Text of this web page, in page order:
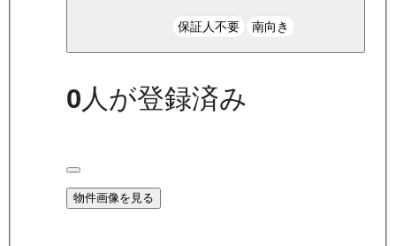
保証人不要 南向き
0 人が登録済み
物件画像を見る